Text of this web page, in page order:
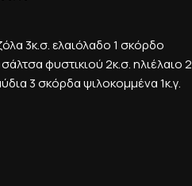
3κ.σ. ελαιόλαδο 1 σκόρδο
σάλτσα φυστικιού 2κ.σ. ηλιέλαιο 2
3 σκόρδα ψιλοκομμένα 1κ.γ.